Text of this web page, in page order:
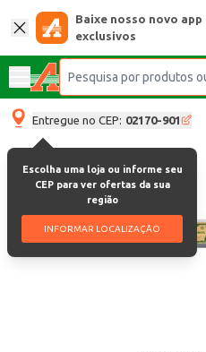
Baixe nosso novo
exclusivos
Entregue no CEP: 02170-901
Escolha uma loja ou informe seu
CEP para ver ofertas da sua
região
INFORMAR LOCALIZAÇÃO